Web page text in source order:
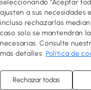
pequeñas mascotas
moverse libremente.
de alambre
desde fuera.
seleccionando "Aceptar
ajusten a sus necesidades
incluso rechazarlas
caso solo se mantendrán
necesarias. Consulte
más detalles: Política de
Rechazar todas